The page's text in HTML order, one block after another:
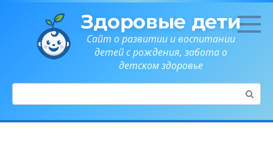
Здоровые дети
Сайт о развитии и воспитании
детей с рождения, забота о
детском здоровье
Поиск: